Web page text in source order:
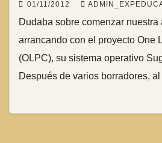
01/11/2012
Dudaba sobre comenzar nuestra
arrancando con el proyecto One
(OLPC), su sistema operativo
Después de varios borradores,